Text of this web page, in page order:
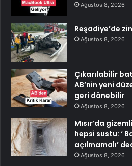
Ağustos 8, 2026
Reşadiye’de
Ağustos 8, 2026
Çıkarılabilir
AB’nin yeni
geri dönebilir
Ağustos 8, 2026
Mısır’da
hepsi sustu: ‘
açılmamalı’
Ağustos 8, 2026